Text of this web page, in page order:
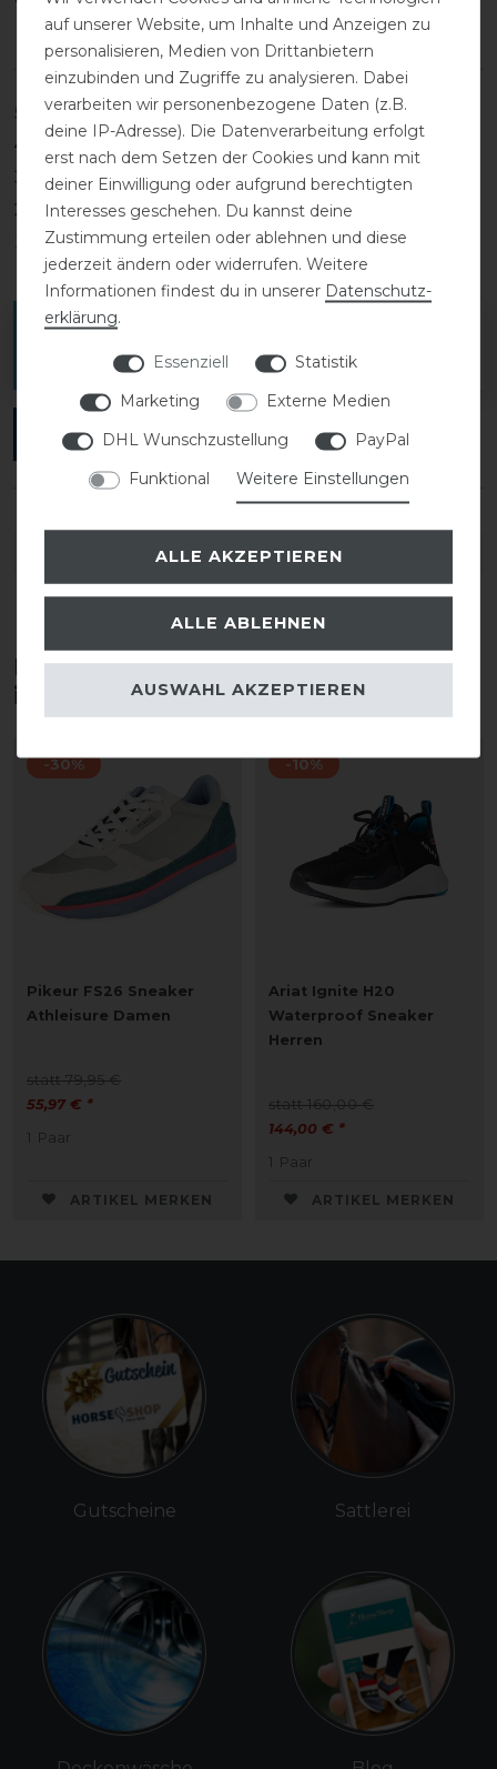
5
0
4
3
0
2
0
1
0
Melde dich an, um eine Kundenrezension zu
verfassen.
ANMELDEN
DETAILS ZUR PRODUKTSICHERHEIT
Diese Produkte könnten dich auch
interessieren
-30%
Pikeur FS26 Sneaker
Athleisure Damen
statt 79,95 €
55,97 € *
1 Paar
ARTIKEL MERKEN
-10%
Ariat Ignite H20
Waterproof Sneaker
Herren
statt 160,00 €
144,00 € *
1 Paar
ARTIKEL MERKEN
Gutscheine Sattlerei
auf unserer Website, um Inhalte und Anzeigen zu
personalisieren, Medien von Drittanbietern
einzubinden und Zugriffe zu analysieren. Dabei
verarbeiten wir personenbezogene Daten (z.B.
deine IP-Adresse). Die Datenverarbeitung erfolgt
erst nach dem Setzen der Cookies und kann mit
deiner Einwilligung oder aufgrund berechtigten
Interesses geschehen. Du kannst deine
Zustimmung erteilen oder ablehnen und diese
jederzeit ändern oder widerrufen. Weitere
Informationen findest du in unserer Daten­schutz­
erklärung.
Essenziell
Statistik
Marketing
Externe Medien
DHL Wunschzustellung
PayPal
Funktional
Weitere Einstellungen
ALLE AKZEPTIEREN
ALLE ABLEHNEN
AUSWAHL AKZEPTIEREN